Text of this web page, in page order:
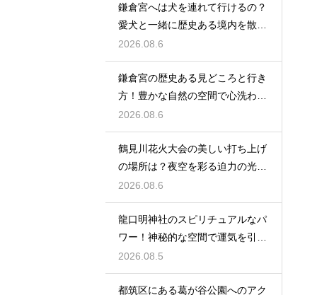
鎌倉宮へは犬を連れて行けるの？
愛犬と一緒に歴史ある境内を散策
するコツ
2026.08.6
鎌倉宮の歴史ある見どころと行き
方！豊かな自然の空間で心洗われ
る時間
2026.08.6
鶴見川花火大会の美しい打ち上げ
の場所は？夜空を彩る迫力の光景
を特等席で
2026.08.6
龍口明神社のスピリチュアルなパ
ワー！神秘的な空間で運気を引き
寄せる参拝
2026.08.5
都筑区にある葛が谷公園へのアク